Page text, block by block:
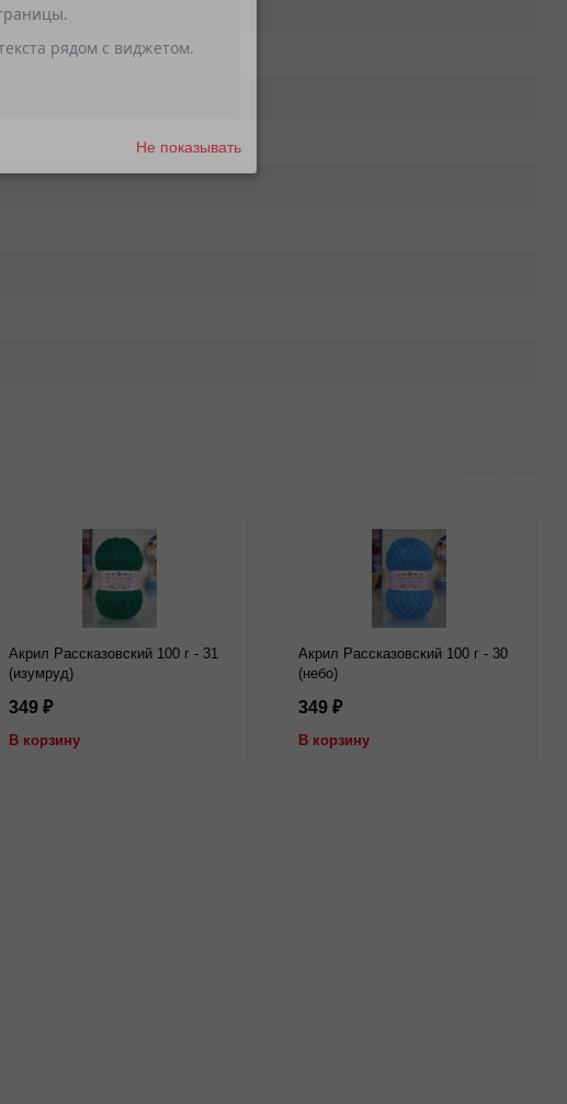
Акрил Рассказовский 100 г - 31
(изумруд)
349 ₽
В корзину
Акрил Рассказовский 100 г - 30
(небо)
349 ₽
В корзину
Не показывать